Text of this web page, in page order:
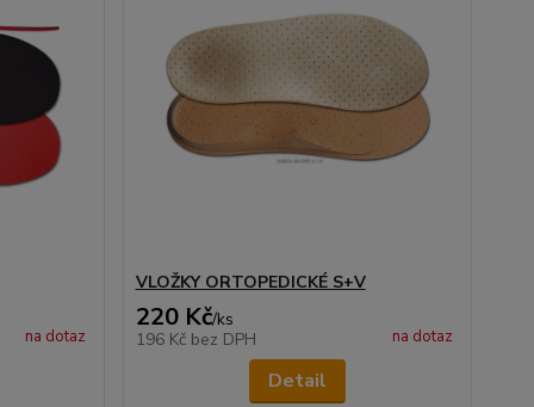
na dotaz
VLOŽKY ORTOPEDICKÉ S+V
220 Kč/ks
196 Kč bez DPH na dotaz
Detail